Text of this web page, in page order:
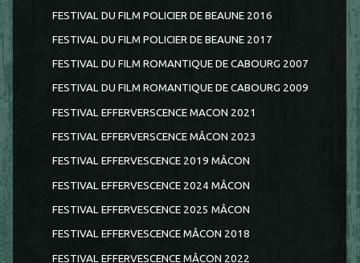
FESTIVAL DU FILM POLICIER DE BEAUNE 2016
FESTIVAL DU FILM POLICIER DE BEAUNE 2017
FESTIVAL DU FILM ROMANTIQUE DE CABOURG 2007
FESTIVAL DU FILM ROMANTIQUE DE CABOURG 2009
FESTIVAL EFFERVERSCENCE MACON 2021
FESTIVAL EFFERVERSCENCE MÂCON 2023
FESTIVAL EFFERVESCENCE 2019 MÂCON
FESTIVAL EFFERVESCENCE 2024 MÂCON
FESTIVAL EFFERVESCENCE 2025 MÂCON
FESTIVAL EFFERVESCENCE MÂCON 2018
FESTIVAL EFFERVESCENCE MÂCON 2022